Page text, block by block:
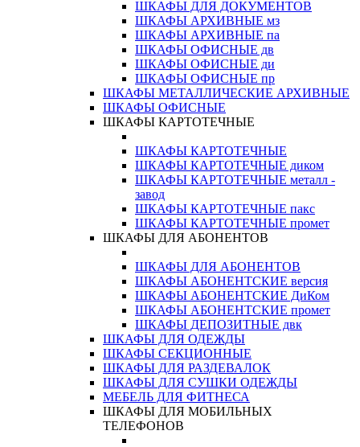
ШКАФЫ ДЛЯ ДОКУМЕНТОВ
ШКАФЫ АРХИВНЫЕ мз
ШКАФЫ АРХИВНЫЕ па
ШКАФЫ ОФИСНЫЕ дв
ШКАФЫ ОФИСНЫЕ ди
ШКАФЫ ОФИСНЫЕ пр
ШКАФЫ МЕТАЛЛИЧЕСКИЕ АРХИВНЫЕ
ШКАФЫ ОФИСНЫЕ
ШКАФЫ КАРТОТЕЧНЫЕ
ШКАФЫ КАРТОТЕЧНЫЕ
ШКАФЫ КАРТОТЕЧНЫЕ диком
ШКАФЫ КАРТОТЕЧНЫЕ металл -
завод
ШКАФЫ КАРТОТЕЧНЫЕ пакс
ШКАФЫ КАРТОТЕЧНЫЕ промет
ШКАФЫ ДЛЯ АБОНЕНТОВ
ШКАФЫ ДЛЯ АБОНЕНТОВ
ШКАФЫ АБОНЕНТСКИЕ версия
ШКАФЫ АБОНЕНТСКИЕ ДиКом
ШКАФЫ АБОНЕНТСКИЕ промет
ШКАФЫ ДЕПОЗИТНЫЕ двк
ШКАФЫ ДЛЯ ОДЕЖДЫ
ШКАФЫ СЕКЦИОННЫЕ
ШКАФЫ ДЛЯ РАЗДЕВАЛОК
ШКАФЫ ДЛЯ СУШКИ ОДЕЖДЫ
МЕБЕЛЬ ДЛЯ ФИТНЕСА
ШКАФЫ ДЛЯ МОБИЛЬНЫХ
ТЕЛЕФОНОВ